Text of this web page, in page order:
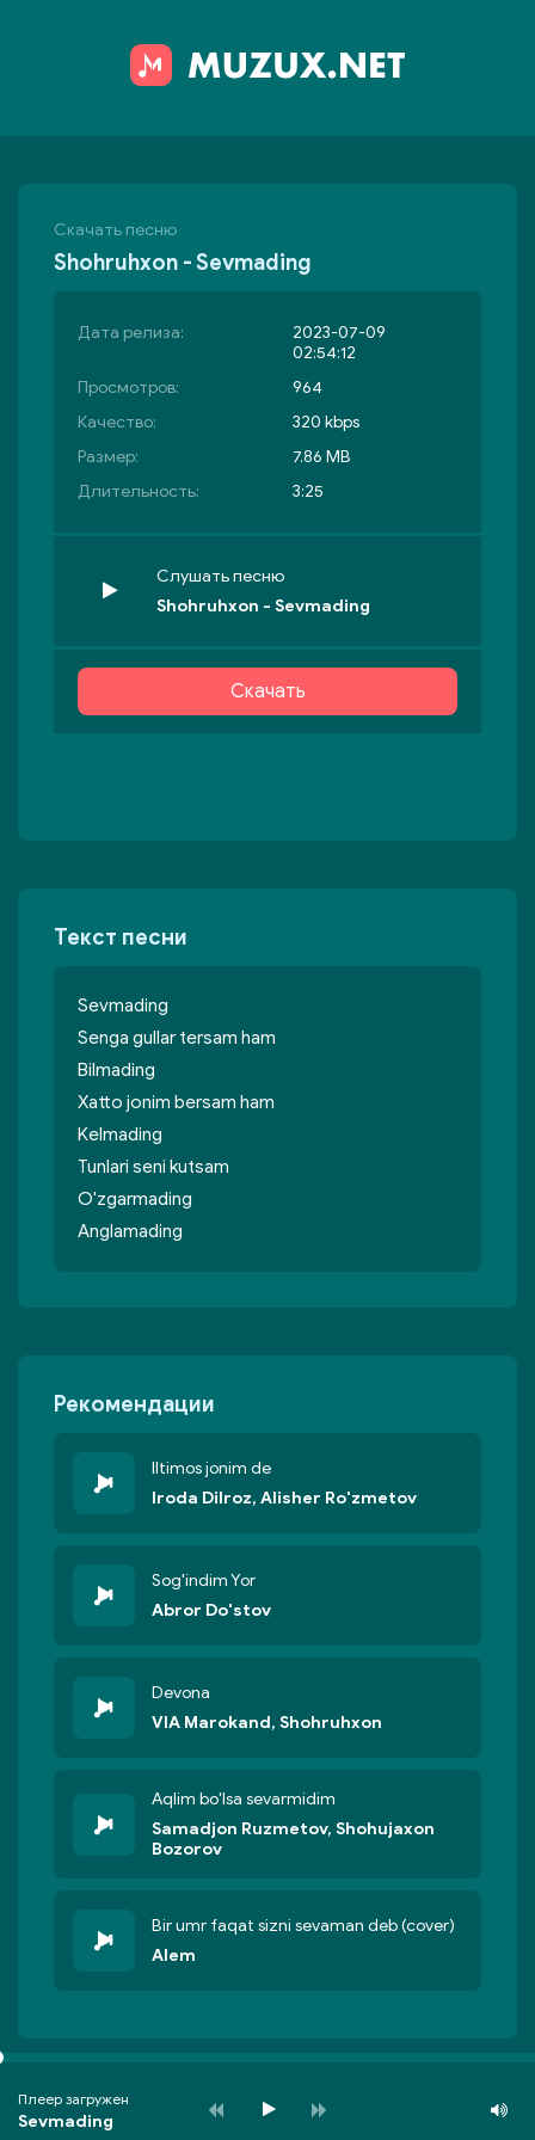
Скачать песню
Shohruhxon - Sevmading
Дата релиза:
2023-07-09
02:54:12
Просмотров:
964
Качество:
320 kbps
Размер:
7.86 MB
Длительность:
3:25
Слушать песню
Shohruhxon - Sevmading
Скачать
Текст песни
Sevmading
Senga gullar tersam ham
Bilmading
Xatto jonim bersam ham
Kelmading
Tunlari seni kutsam
O'zgarmading
Anglamading
Рекомендации
Iltimos jonim de
Iroda Dilroz, Alisher Ro'zmetov
Sog'indim Yor
Abror Do'stov
Devona
VIA Marokand, Shohruhxon
Aqlim bo'lsa sevarmidim
Samadjon Ruzmetov, Shohujaxon
Bozorov
Bir umr faqat sizni sevaman deb (cover)
Alem
Плеер загружен
Sevmading